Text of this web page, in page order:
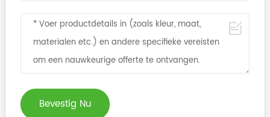
Bevestig Nu